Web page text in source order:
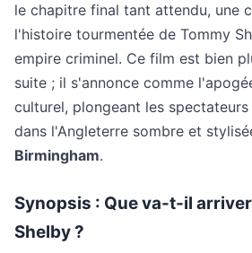
le chapitre final tant attendu, une
l'histoire tourmentée de Tommy
empire criminel. Ce film est bien
suite ; il s'annonce comme
culturel, plongeant les
dans l'Angleterre sombre et
Birmingham.
Synopsis : Que va-t-il
Shelby ?